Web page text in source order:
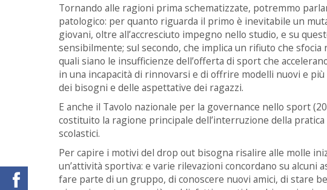
Tornando alle ragioni prima schematizzate, potremmo
patologico: per quanto riguarda il primo è inevitabile un
giovani, oltre all’accresciuto impegno nello studio, e su
sensibilmente; sul secondo, che implica un rifiuto che
quali siano le insufficienze dell’offerta di sport che
in una incapacità di rinnovarsi e di offrire modelli nuovi e
dei bisogni e delle aspettative dei ragazzi.
E anche il Tavolo nazionale per la governance nello sport
costituito la ragione principale dell’interruzione della
scolastici.
Per capire i motivi del drop out bisogna risalire alle molle
un’attività sportiva: e varie rilevazioni concordano su alcuni
fare parte di un gruppo, di conoscere nuovi amici, di stare